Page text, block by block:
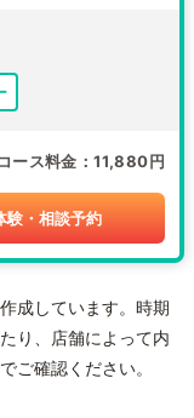
ース料金 11,880円
験・相談予約
成しています。時期
り、店舗によって内
ご確認ください。